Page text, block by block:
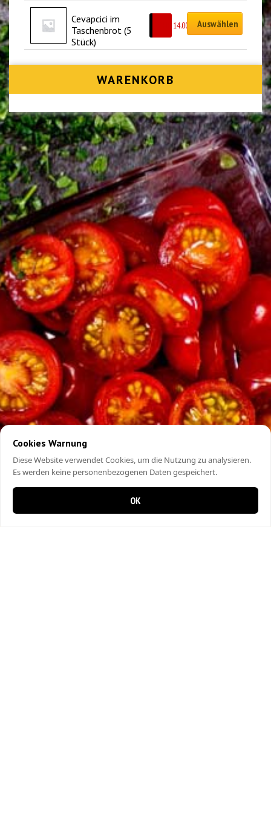
Cevapcici im
Taschenbrot (5
Stück)
14.00 Auswählen
WARENKORB
Cookies Warnung
Diese Website verwendet Cookies, um die Nutzung zu analysieren.
Es werden keine personenbezogenen Daten gespeichert.
OK